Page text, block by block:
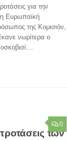
για την
η Ευρωπαϊκή
της Κομισιόν,
νωρίτερα ο
0
των